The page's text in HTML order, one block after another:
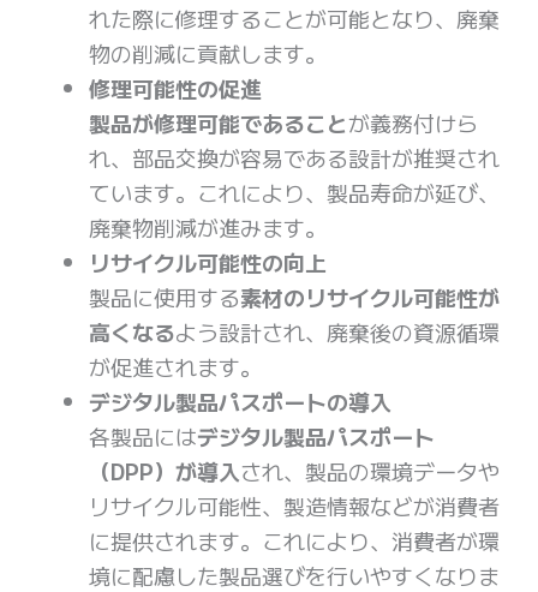
れた際に修理することが可能となり、廃棄
物の削減に貢献します。
修理可能性の促進
製品が修理可能であることが義務付けら
れ、部品交換が容易である設計が推奨され
ています。これにより、製品寿命が延び、
廃棄物削減が進みます。
リサイクル可能性の向上
製品に使用する素材のリサイクル可能性が
高くなるよう設計され、廃棄後の資源循環
が促進されます。
デジタル製品パスポートの導入
各製品にはデジタル製品パスポート
（DPP）が導入され、製品の環境データや
リサイクル可能性、製造情報などが消費者
に提供されます。これにより、消費者が環
境に配慮した製品選びを行いやすくなりま